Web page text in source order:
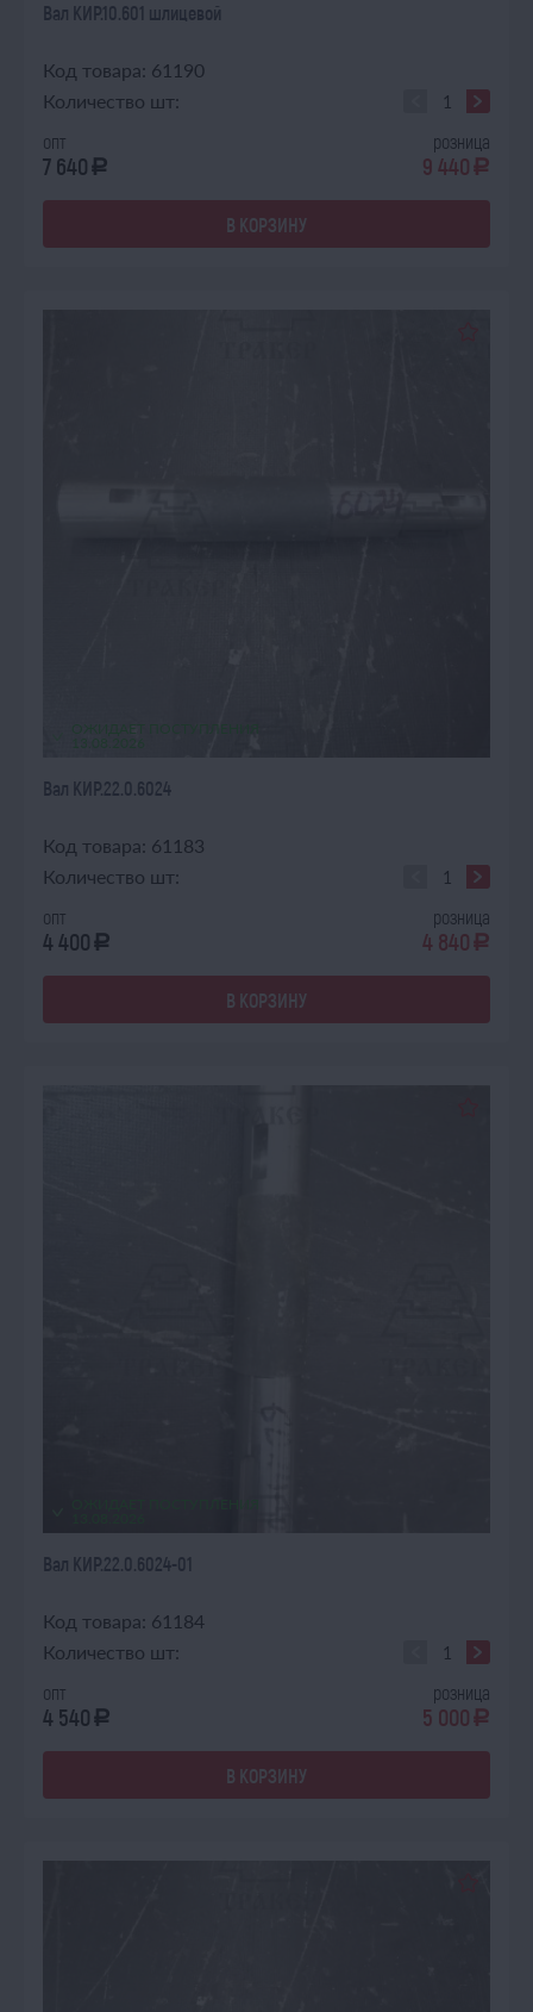
Вал КИР.10.601 шлицевой
Код товара: 61190
Количество шт:
опт
7 640 a
розница
9 440 a
В КОРЗИНУ
ОЖИДАЕТ ПОСТУПЛЕНИЯ
Вал КИР.22.0.6024
Код товара: 61183
Количество шт:
опт
4 400 a
розница
4 840 a
В КОРЗИНУ
Вал КИР.22.0.6024-01
Код товара: 61184
Количество шт:
опт
4 540 a
розница
5 000 a
В КОРЗИНУ